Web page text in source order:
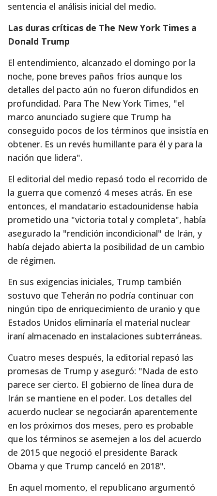
sentencia el análisis inicial del medio.
Las duras críticas de The New York Times a
Donald Trump
El entendimiento, alcanzado el domingo por la
noche, pone breves paños fríos aunque los
detalles del pacto aún no fueron difundidos en
profundidad. Para The New York Times, "el
marco anunciado sugiere que Trump ha
conseguido pocos de los términos que insistía en
obtener. Es un revés humillante para él y para la
nación que lidera".
El editorial del medio repasó todo el recorrido de
la guerra que comenzó 4 meses atrás. En ese
entonces, el mandatario estadounidense había
prometido una "victoria total y completa", había
asegurado la "rendición incondicional" de Irán, y
había dejado abierta la posibilidad de un cambio
de régimen.
En sus exigencias iniciales, Trump también
sostuvo que Teherán no podría continuar con
ningún tipo de enriquecimiento de uranio y que
Estados Unidos eliminaría el material nuclear
iraní almacenado en instalaciones subterráneas.
Cuatro meses después, la editorial repasó las
promesas de Trump y aseguró: "Nada de esto
parece ser cierto. El gobierno de línea dura de
Irán se mantiene en el poder. Los detalles del
acuerdo nuclear se negociarán aparentemente
en los próximos dos meses, pero es probable
que los términos se asemejen a los del acuerdo
de 2015 que negoció el presidente Barack
Obama y que Trump canceló en 2018".
En aquel momento, el republicano argumentó